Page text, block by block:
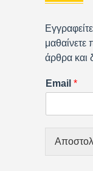
μαθαίνετε
άρθρα και
Email *